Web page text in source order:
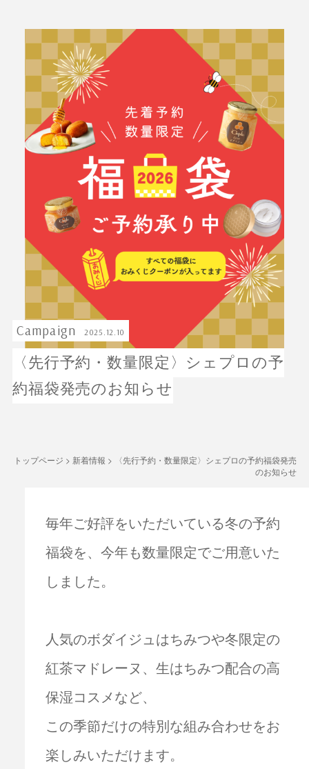
ABOUT Cieplo シェプロについて
シェプロの生はちみつ
店舗紹介
NEWS
ONLINE SHOP オンラインショップ／商品紹介
JOURNAL 読みもの
Campaign 2025.12.10
〈先行予約・数量限定〉シェプロの予
約福袋発売のお知らせ
トップページ > 新着情報 >
〈先行予約・数量限定〉シェプロの予約福袋発売
のお知らせ
毎年ご好評をいただいている冬の予約
福袋を、今年も数量限定でご用意いた
しました。
人気のボダイジュはちみつや冬限定の
紅茶マドレーヌ、生はちみつ配合の高
保湿コスメなど、
この季節だけの特別な組み合わせをお
楽しみいただけます。